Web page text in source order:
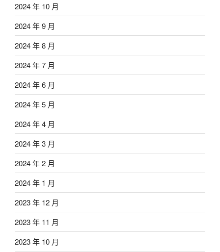
2024 年 10 月
2024 年 9 月
2024 年 8 月
2024 年 7 月
2024 年 6 月
2024 年 5 月
2024 年 4 月
2024 年 3 月
2024 年 2 月
2024 年 1 月
2023 年 12 月
2023 年 11 月
2023 年 10 月